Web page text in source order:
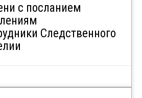
с посланием
Следственного